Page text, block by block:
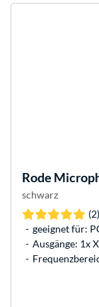
Rode
schwarz
(2)
geeignet für:
Ausgänge: 1x